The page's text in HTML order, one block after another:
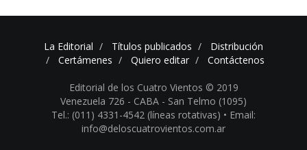
La Editorial Títulos publicados
Distribución
Certámenes
Quiero editar Contáctenos
Editorial de los Cuatro Vientos © 2019
Venezuela 726 - CABA - San Telmo (1095)
Tel.: (011) 4331-4542 (líneas rotativas) • Email:
info@deloscuatrovientos.com.ar